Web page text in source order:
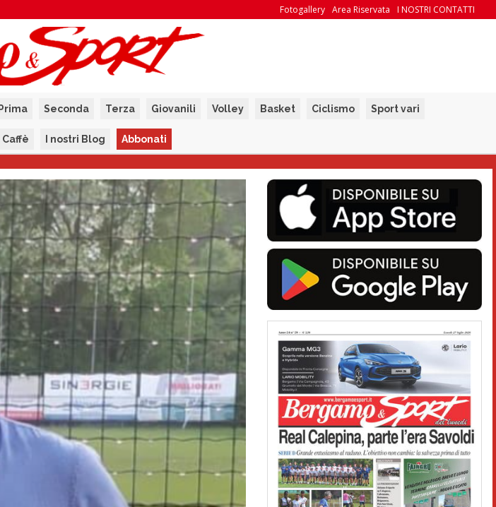
I NOSTRI CONTATTI
Area Riservata
Fotogallery
Prima Seconda Terza Giovanili Volley Basket Ciclismo Sport vari
Caffè I nostri Blog Abbonati